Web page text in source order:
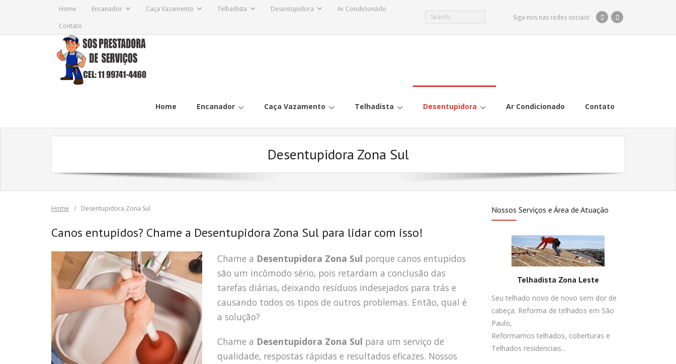
Home Encanador Caça Vazamento Telhadista Desentupidora
Ar Condicionado
Contato
Siga-nos nas redes sociais!
Home Encanador Caça Vazamento Telhadista Desentupidora Ar Condicionado Contato
Desentupidora Zona Sul
Home / Desentupidora Zona Sul
Canos entupidos? Chame a Desentupidora Zona Sul para lidar com isso!
Chame a Desentupidora Zona Sul porque canos entupidos
são um incômodo sério, pois retardam a conclusão das
tarefas diárias, deixando resíduos indesejados para trás e
causando todos os tipos de outros problemas. Então, qual é
a solução?
Chame a Desentupidora Zona Sul para um serviço de
qualidade, respostas rápidas e resultados eficazes. Nossos
Nossos Serviços e Área de Atuação
Telhadista Zona Leste
Seu telhado novo de novo sem dor de
cabeça. Reforma de telhados em São
Paulo,
Reformamos telhados, coberturas e
Telhados residenciais...